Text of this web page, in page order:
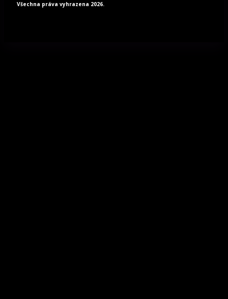
Všechna práva vyhrazena 2026.